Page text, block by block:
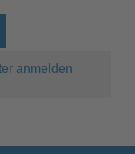
anmelden